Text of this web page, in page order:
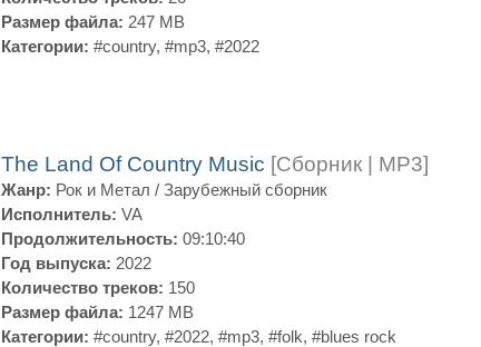
Размер файла: 247 MB
Категории: #country, #mp3, #2022
The Land Of Country Music [Сборник | MP3]
Жанр: Рок и Метал / Зарубежный сборник
Исполнитель: VA
Продолжительность: 09:10:40
Год выпуска: 2022
Количество треков: 150
Размер файла: 1247 MB
Категории: #country, #2022, #mp3, #folk, #blues rock